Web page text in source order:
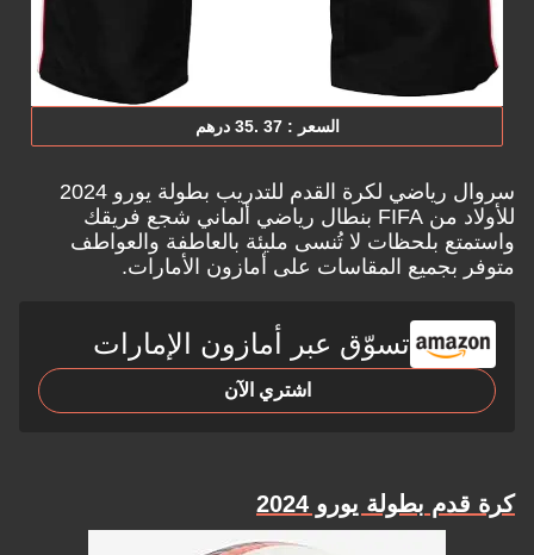
السعر : ‎35.‎ 37‏ درهم
سروال رياضي لكرة القدم للتدريب بطولة يورو 2024
للأولاد من FIFA بنطال رياضي ألماني شجع فريقك
واستمتع بلحظات لا تُنسى مليئة بالعاطفة والعواطف
متوفر بجميع المقاسات على أمازون الأمارات.
تسوّق عبر أمازون الإمارات
اشتري الآن
كرة قدم بطولة يورو 2024